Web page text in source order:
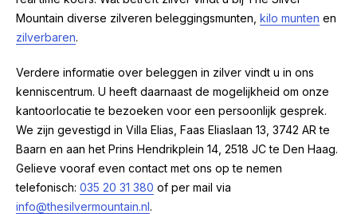
Mountain diverse zilveren beleggingsmunten, kilo munten en
zilverbaren.
Verdere informatie over beleggen in zilver vindt u in ons
kenniscentrum. U heeft daarnaast de mogelijkheid om onze
kantoorlocatie te bezoeken voor een persoonlijk gesprek.
We zijn gevestigd in Villa Elias, Faas Eliaslaan 13, 3742 AR te
Baarn en aan het Prins Hendrikplein 14, 2518 JC te Den Haag.
Gelieve vooraf even contact met ons op te nemen
telefonisch: 035 20 31 380 of per mail via
info@thesilvermountain.nl.